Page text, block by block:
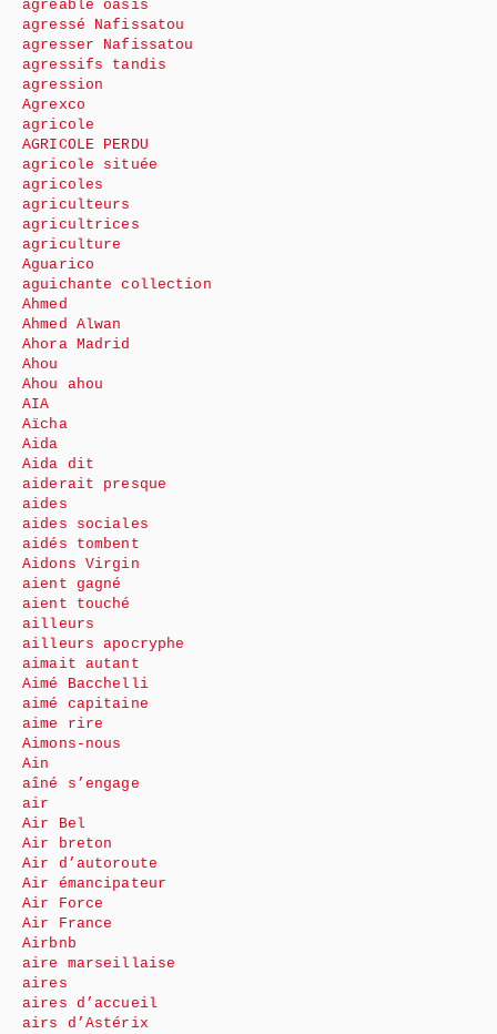
agréable oasis
agressé Nafissatou
agresser Nafissatou
agressifs tandis
agression
Agrexco
agricole
AGRICOLE PERDU
agricole située
agricoles
agriculteurs
agricultrices
agriculture
Aguarico
aguichante collection
Ahmed
Ahmed Alwan
Ahora Madrid
Ahou
Ahou ahou
AIA
Aïcha
Aida
Aida dit
aiderait presque
aides
aides sociales
aidés tombent
Aidons Virgin
aient gagné
aient touché
ailleurs
ailleurs apocryphe
aimait autant
Aimé Bacchelli
aimé capitaine
aime rire
Aimons-nous
Ain
aîné s’engage
air
Air Bel
Air breton
Air d’autoroute
Air émancipateur
Air Force
Air France
Airbnb
aire marseillaise
aires
aires d’accueil
airs d’Astérix